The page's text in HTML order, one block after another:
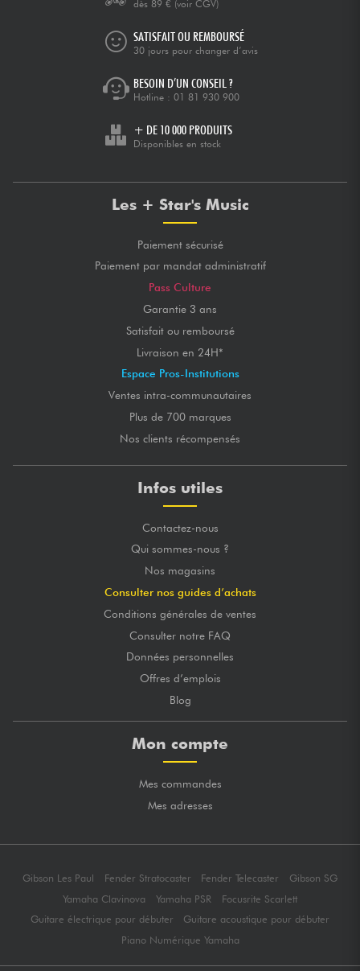
dès 89 € (voir CGV)
SATISFAIT OU REMBOURSÉ
30 jours pour changer d’avis
BESOIN D’UN CONSEIL ?
Hotline : 01 81 930 900
+ DE 10 000 PRODUITS
Disponibles en stock
Les + Star's Music
Paiement sécurisé
Paiement par mandat administratif
Pass Culture
Garantie 3 ans
Satisfait ou remboursé
Livraison en 24H*
Espace Pros-Institutions
Ventes intra-communautaires
Plus de 700 marques
Nos clients récompensés
Infos utiles
Contactez-nous
Qui sommes-nous ?
Nos magasins
Consulter nos guides d’achats
Conditions générales de ventes
Consulter notre FAQ
Données personnelles
Offres d’emplois
Blog
Mon compte
Mes commandes
Mes adresses
Gibson Les Paul Fender Stratocaster Fender Telecaster
Gibson SG
Yamaha Clavinova
Yamaha PSR
Focusrite Scarlett
Guitare électrique pour débuter
Guitare acoustique pour débuter
Piano Numérique Yamaha